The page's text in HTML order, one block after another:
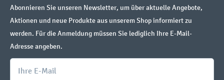
Abonnieren Sie unseren Newsletter, um über aktuelle Angebote,
Aktionen und neue Produkte aus unserem Shop informiert zu
werden. Für die Anmeldung müssen Sie lediglich Ihre E-Mail-
Adresse angeben.